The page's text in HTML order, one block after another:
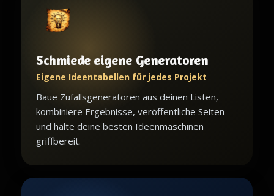
Schmiede eigene Generatoren
Eigene Ideentabellen für jedes Projekt
Baue Zufallsgeneratoren aus deinen Listen,
kombiniere Ergebnisse, veröffentliche Seiten
und halte deine besten Ideenmaschinen
griffbereit.